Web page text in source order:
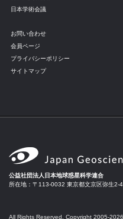
日本学術会議
お問い合わせ
会員ページ
プライバシーポリシー
サイトマップ
公益社団法人日本地球惑星科学連合
所在地：〒113-0032 東京都文京区弥生2-
All Rights Reserved, Copyright 2005-